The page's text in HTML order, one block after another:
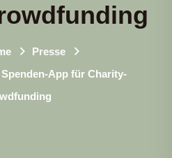
Presse
App für Charity-